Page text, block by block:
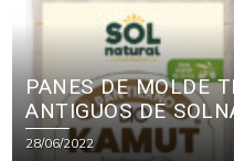
PANES DE MOLDE
ANTIGUOS DE
28/06/2022